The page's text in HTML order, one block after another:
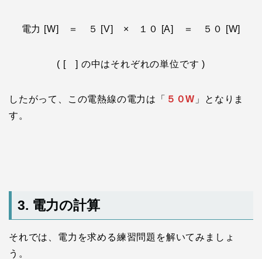
電力 [W] ＝ ５ [V] × １０ [A] ＝ ５０ [W]
( [ ] の中はそれぞれの単位です )
したがって、この電熱線の電力は「 ５０W 」となりま
す。
3. 電力の計算
それでは、電力を求める練習問題を解いてみましょ
う。